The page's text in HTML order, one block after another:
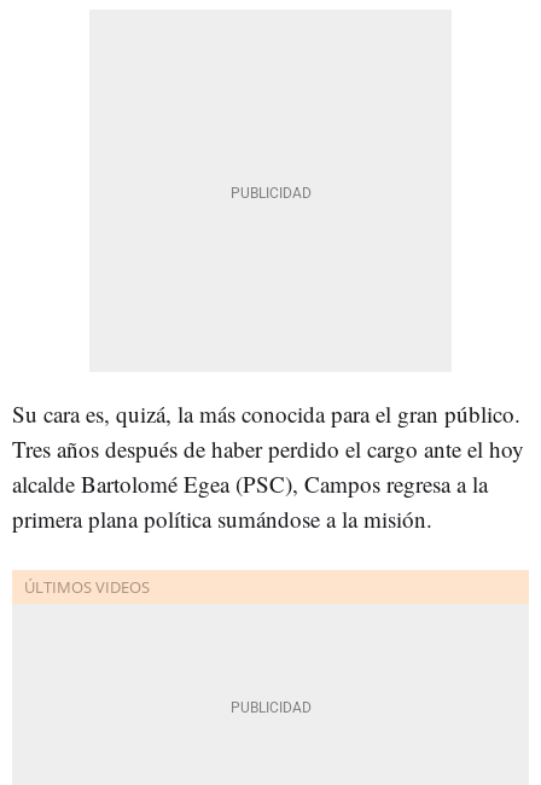
Su cara es, quizá, la más conocida para el gran público.
Tres años después de haber perdido el cargo ante el hoy
alcalde Bartolomé Egea (PSC), Campos regresa a la
primera plana política sumándose a la misión.